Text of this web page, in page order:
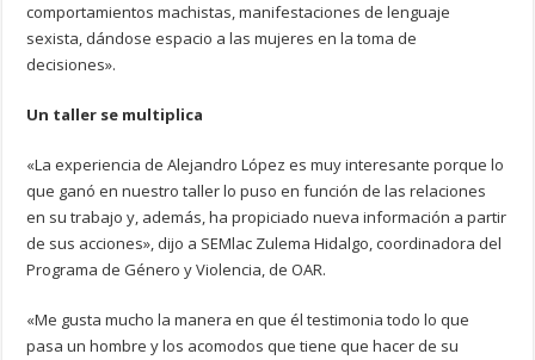
comportamientos machistas, manifestaciones de lenguaje
sexista, dándose espacio a las mujeres en la toma de
decisiones».
Un taller se multiplica
«La experiencia de Alejandro López es muy interesante porque lo
que ganó en nuestro taller lo puso en función de las relaciones
en su trabajo y, además, ha propiciado nueva información a partir
de sus acciones», dijo a SEMlac Zulema Hidalgo, coordinadora del
Programa de Género y Violencia, de OAR.
«Me gusta mucho la manera en que él testimonia todo lo que
pasa un hombre y los acomodos que tiene que hacer de su